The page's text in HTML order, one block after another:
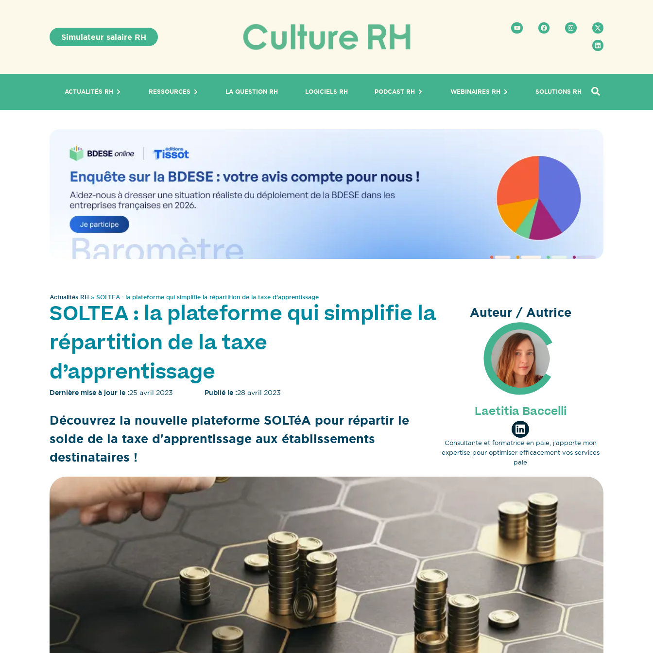
Simulateur salaire RH
ACTUALITÉS RH RESSOURCES LA QUESTION RH LOGICIELS RH PODCAST RH WEBINAIRES RH SOLUTIONS RH
Actualités RH » SOLTEA : la plateforme qui simplifie la répartition de la taxe d’apprentissage
SOLTEA : la plateforme qui simplifie la
répartition de la taxe
d’apprentissage
Dernière mise à jour le :25 avril 2023 Publié le :28 avril 2023
Découvrez la nouvelle plateforme SOLTéA pour répartir le
solde de la taxe d'apprentissage aux établissements
destinataires !
Auteur / Autrice
Laetitia Baccelli
Consultante et formatrice en paie, j'apporte mon
expertise pour optimiser efficacement vos services
paie